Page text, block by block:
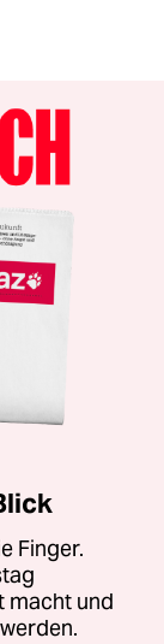
Finger.
macht und